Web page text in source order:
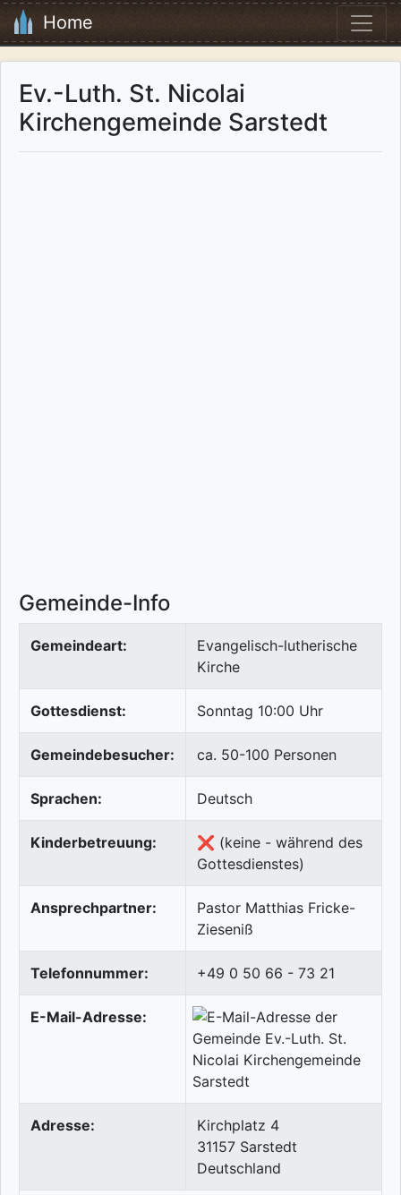
Home
Ev.-Luth. St. Nicolai
Kirchengemeinde Sarstedt
Gemeinde-Info
Gemeindeart:
Evangelisch-lutherische
Kirche
Gottesdienst: Sonntag 10:00 Uhr
Gemeindebesucher: ca. 50-100 Personen
Sprachen: Deutsch
Kinderbetreuung:
❌ (keine - während des
Gottesdienstes)
Ansprechpartner:
Pastor Matthias Fricke-
Zieseniß
Telefonnummer: +49 0 50 66 - 73 21
E-Mail-Adresse:
Adresse:
Kirchplatz 4
31157 Sarstedt
Deutschland